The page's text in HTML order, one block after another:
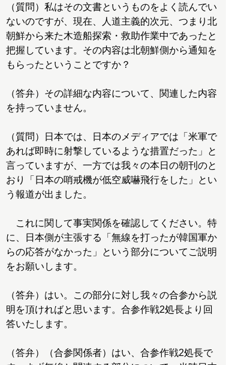
（質問）私はその文書というものをよく読んでい
ないのですが、現在、人道主義的次元、つまり北
朝鮮から来た木造船探索・救助作業中であったと
把握しています。その内容は北朝鮮側から通知を
もらったということですか？
（答弁）その詳細な内容について、関連した内容
を持っていません。
（質問）日本では、日本のメディアでは「米軍で
あれば即時に射撃しているような措置だった」と
言っていますが、一方では我々の本日の朝刊のと
おり「日本の哨戒機が低空威嚇飛行をした」とい
う報道が出ました。
これに関して事実関係を確認してください。特
に、日本側が主張する「無線を打ったが韓国軍か
らの応答がなかった」という部分についてご説明
をお願いします。
（答弁）はい。この部分に対し我々の合参から説
明を頂ければと思います。合参作戦2処長より回
答いたします。
（答弁）（合参関係者）はい、合参作戦2処長で